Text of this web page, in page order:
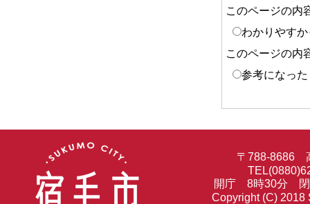
このページの内
わかりやす
このページの内
参考になった
〒788-8686
開庁 8時30分 閉
Copyright (C) 2018